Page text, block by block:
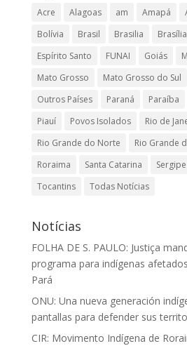
Acre Alagoas am Amapá
Bolívia
Brasil Brasilia Brasília
Espírito Santo
FUNAI Goiás
Mato Grosso
Mato Grosso do Sul
Outros Países
Paraná Paraíba
Piauí
Povos Isolados
Rio de
Rio Grande do Norte
Rio Grande
Roraima
Santa Catarina Sergipe
Tocantins
Todas Notícias
Notícias
FOLHA DE S. PAULO: Justiça
programa para indígenas
Pará
ONU: Una nueva generación
pantallas para defender sus
CIR: Movimento Indígena de